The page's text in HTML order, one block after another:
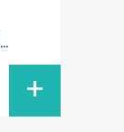
...
+